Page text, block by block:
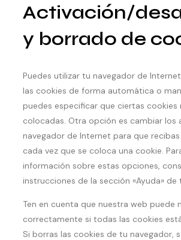
Activación/
y borrado de
Puedes utilizar tu navegador de
las cookies de forma automática o
puedes especificar que ciertas cookies
colocadas. Otra opción es cambiar los
navegador de Internet para que recibas
cada vez que se coloca una cookie.
información sobre estas opciones,
instrucciones de la sección «Ayuda» de
Ten en cuenta que nuestra web puede
correctamente si todas las cookies
Si borras las cookies de tu navegador,